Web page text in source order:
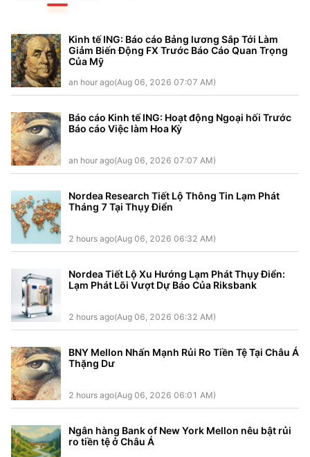
Kinh tế ING: Báo cáo Bảng lương Sắp Tới Làm
Giảm Biến Động FX Trước Báo Cáo Quan Trọng
Của Mỹ
an hour ago(Aug 06, 2026 07:07 AM)
Báo cáo Kinh tế ING: Hoạt động Ngoại hối Trước
Báo cáo Việc làm Hoa Kỳ
an hour ago(Aug 06, 2026 07:07 AM)
Nordea Research Tiết Lộ Thông Tin Lạm Phát
Tháng 7 Tại Thụy Điển
2 hours ago(Aug 06, 2026 06:32 AM)
Nordea Tiết Lộ Xu Hướng Lạm Phát Thụy Điển:
Lạm Phát Lõi Vượt Dự Báo Của Riksbank
2 hours ago(Aug 06, 2026 06:32 AM)
BNY Mellon Nhấn Mạnh Rủi Ro Tiền Tệ Tại Châu Á
Thặng Dư
2 hours ago(Aug 06, 2026 06:01 AM)
Ngân hàng Bank of New York Mellon nêu bật rủi
ro tiền tệ ở Châu Á